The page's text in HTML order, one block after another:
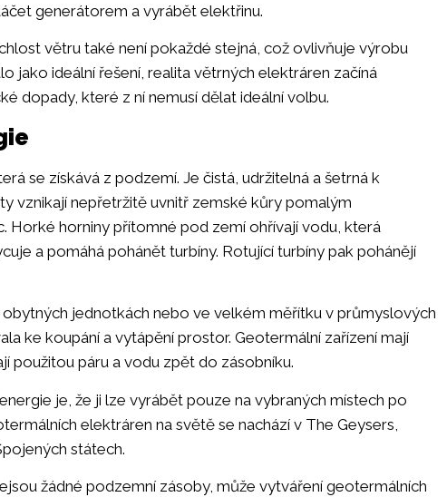
generátorem a vyrábět elektřinu.
větru také není pokaždé stejná, což ovlivňuje výrobu
jako ideální řešení, realita větrných elektráren začíná
dopady, které z ní nemusí dělat ideální volbu.
se získává z podzemí. Je čistá, udržitelná a šetrná k
vznikají nepřetržitě uvnitř zemské kůry pomalým
Horké horniny přítomné pod zemí ohřívají vodu, která
a pomáhá pohánět turbíny. Rotující turbíny pak pohánějí
jednotkách nebo ve velkém měřítku v průmyslových
ke koupání a vytápění prostor. Geotermální zařízení mají
použitou páru a vodu zpět do zásobníku.
je, že ji lze vyrábět pouze na vybraných místech po
elektráren na světě se nachází v The Geysers,
státech.
žádné podzemní zásoby, může vytváření geotermálních